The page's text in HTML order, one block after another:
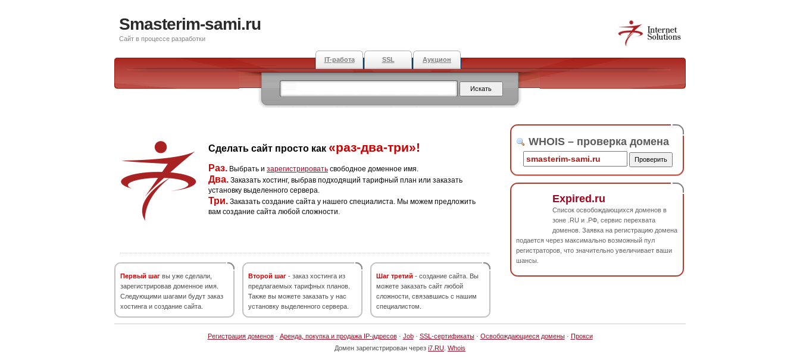
Smasterim-sami.ru
Сайт в процессе разработки
IT-работа SSL Аукцион
Сделать сайт просто как «раз-два-три»!
Раз. Выбрать и зарегистрировать свободное доменное имя.
Два. Заказать хостинг, выбрав подходящий тарифный план или заказать
установку выделенного сервера.
Три. Заказать создание сайта у нашего специалиста. Мы можем предложить
вам создание сайта любой сложности.
Первый шаг вы уже сделали,
зарегистрировав доменное имя.
Следующими шагами будут заказ
хостинга и создание сайта.
Второй шаг - заказ хостинга из
предлагаемых тарифных планов.
Также вы можете заказать у нас
установку выделенного сервера.
Шаг третий - создание сайта. Вы
можете заказать сайт любой
сложности, связавшись с нашим
специалистом.
WHOIS – проверка домена
Expired.ru
Список освобождающихся доменов в
зоне .RU и .РФ, сервис перехвата
доменов. Заявка на регистрацию домена
подается через максимально возможный пул
регистраторов, что значительно увеличивает ваши
шансы.
Регистрация доменов· Аренда, покупка и продажа IP-адресов· Job· SSL-сертификаты· Освобождающиеся домены· Прокси
Домен зарегистрирован через i7.RU Whois